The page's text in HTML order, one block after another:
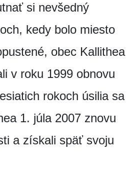
si nevšedný
kedy bolo miesto
obec Kallithea
v roku 1999 obnovu
rokoch úsilia sa
1. júla 2007 znovu
a získali späť svoju